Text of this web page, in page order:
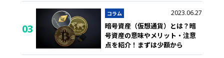
03
コラム 2023.06.27
暗号資産（仮想通貨）とは？暗
号資産の意味やメリット・注意
点を紹介！まずは少額から